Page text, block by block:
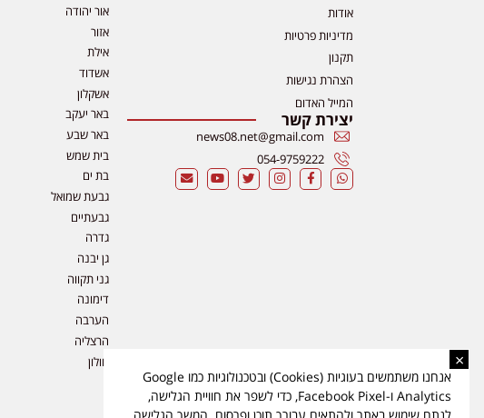
אודות
מדיניות פרטיות
תקנון
הצהרת נגישות
המייל האדום
יצירת קשר
news08.net@gmail.com
054-9759222
אור יהודה
אזור
אילת
אשדוד
אשקלון
באר יעקב
באר שבע
בית שמש
בת ים
גבעת שמואל
גבעתיים
גדרה
גן יבנה
גני תקווה
דימונה
הערבה
הרצליה
חולון
×
אנחנו משתמשים בעוגיות (Cookies) ובטכנולוגיות כמו Google
Analytics ו-Facebook Pixel, כדי לשפר את חוויית הגלישה,